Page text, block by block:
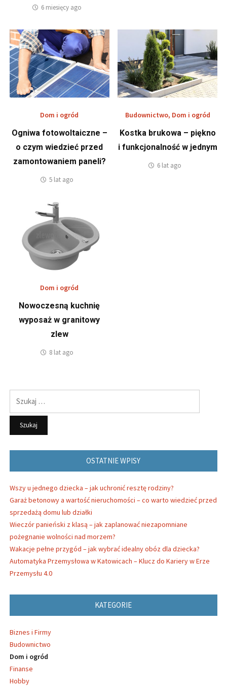
6 miesięcy ago
Dom i ogród
Ogniwa fotowoltaiczne –
o czym wiedzieć przed
zamontowaniem paneli?
5 lat ago
Budownictwo, Dom i ogród
Kostka brukowa – piękno
i funkcjonalność w jednym
6 lat ago
Dom i ogród
Nowoczesną kuchnię
wyposaż w granitowy
zlew
8 lat ago
OSTATNIE WPISY
Wszy u jednego dziecka – jak uchronić resztę rodziny?
Garaż betonowy a wartość nieruchomości – co warto wiedzieć przed
sprzedażą domu lub działki
Wieczór panieński z klasą – jak zaplanować niezapomniane
pożegnanie wolności nad morzem?
Wakacje pełne przygód – jak wybrać idealny obóz dla dziecka?
Automatyka Przemysłowa w Katowicach – Klucz do Kariery w Erze
Przemysłu 4.0
KATEGORIE
Biznes i Firmy
Budownictwo
Dom i ogród
Finanse
Hobby